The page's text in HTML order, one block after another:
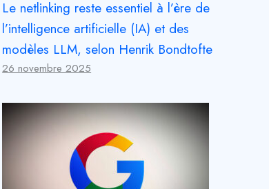
Le netlinking reste essentiel à l’ère de
l’intelligence artificielle (IA) et des
modèles LLM, selon Henrik Bondtofte
26 novembre 2025